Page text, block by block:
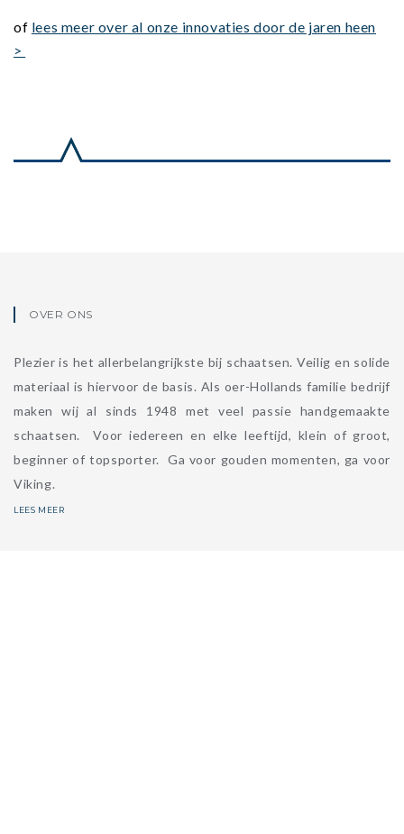
of lees meer over al onze innovaties door de jaren heen
>
OVER ONS
Plezier is het allerbelangrijkste bij schaatsen. Veilig en solide
materiaal is hiervoor de basis. Als oer-Hollands familie bedrijf
maken wij al sinds 1948 met veel passie handgemaakte
schaatsen. Voor iedereen en elke leeftijd, klein of groot,
beginner of topsporter. Ga voor gouden momenten, ga voor
Viking.
LEES MEER